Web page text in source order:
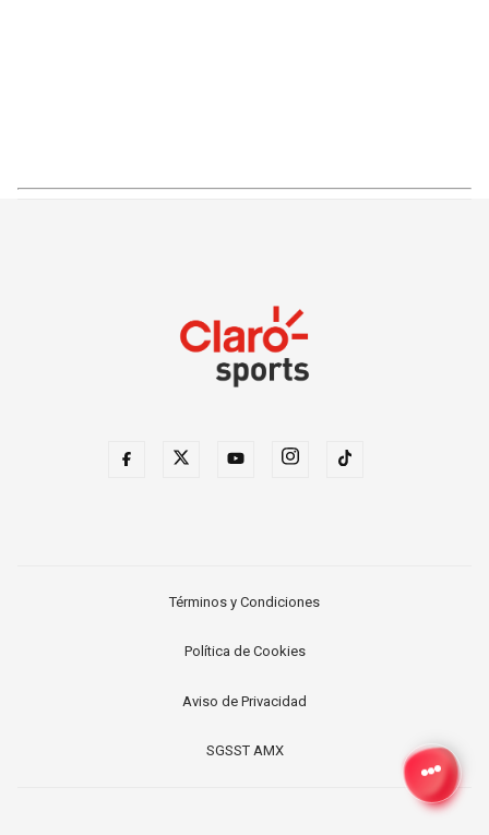
Términos y Condiciones
Política de Cookies
Aviso de Privacidad
SGSST AMX